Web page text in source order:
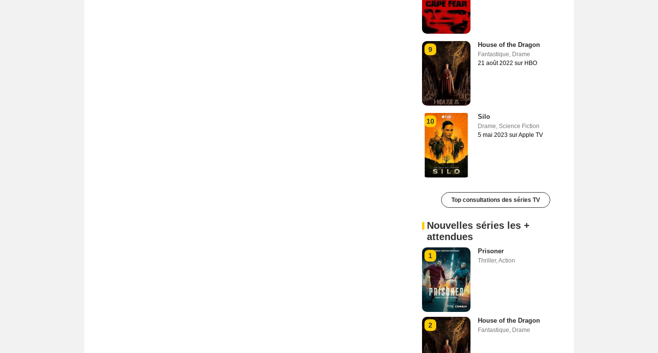
9
House of the Dragon
Fantastique, Drame
21 août 2022 sur HBO
10
Silo
Drame, Science Fiction
5 mai 2023 sur Apple TV
Top consultations des séries TV
Nouvelles séries les +
attendues
1
Prisoner
Thriller,Action
2
House of the Dragon
Fantastique, Drame